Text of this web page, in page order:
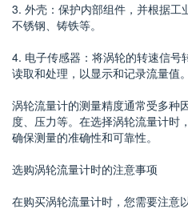
3. 外壳：保护内部组件，并根据工
不锈钢、铸铁等。
4. 电子传感器：将涡轮的转速信号
读取和处理，以显示和记录流量值。
涡轮流量计的测量精度通常受多种
度、压力等。在选择涡轮流量计时
确保测量的准确性和可靠性。
选购涡轮流量计时的注意事项
在购买涡轮流量计时，您需要注意